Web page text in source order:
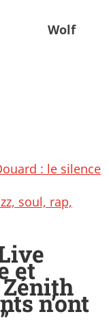
Wolf
: le silence
soul, rap,
et
Zénith
n’ont
”